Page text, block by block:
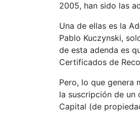
2005, han sido las
Una de ellas es la
Pablo Kuczynski,
de esta adenda es
Certificados de
Pero, lo que genera
la suscripción de un
Capital (de